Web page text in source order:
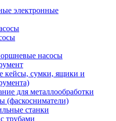
электронные
насосы
кейсы, сумки, ящики и
для металлообработки
(фаскосниматели)
станки
трубами